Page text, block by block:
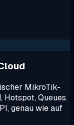
MikroTik-
Hotspot, Queues.
genau wie auf